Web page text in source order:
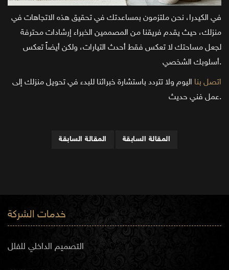
في الكيدرا، نحن ملتزمون بمساعدتك في تحقيق هذه الاتجاهات في
منزلك، حيث يقدم فريقنا من المصممين الخبراء إرشادات محترفة
لجعل مساحتك لا تعكس فقط أحدث التيارات، ولكن أيضاً تعكس
أسلوبك الشخصي.
اتصل بنا اليوم ولا تتردد باستشارة خبرائنا للبدء في تحويل منزلك إلى
عمل فني حديث.
المقالة السابقة المقالة السابقة
خدمات الشركة
التصميم الداخلي للفلل